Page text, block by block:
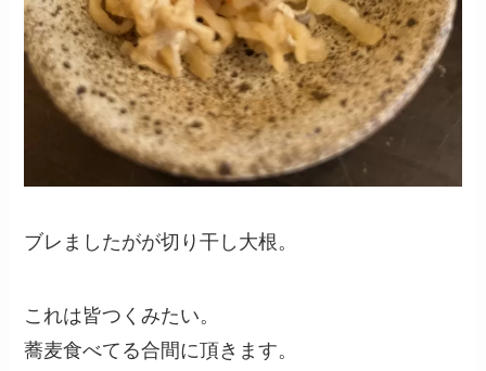
ブレましたがが切り干し大根。
これは皆つくみたい。
蕎麦食べてる合間に頂きます。